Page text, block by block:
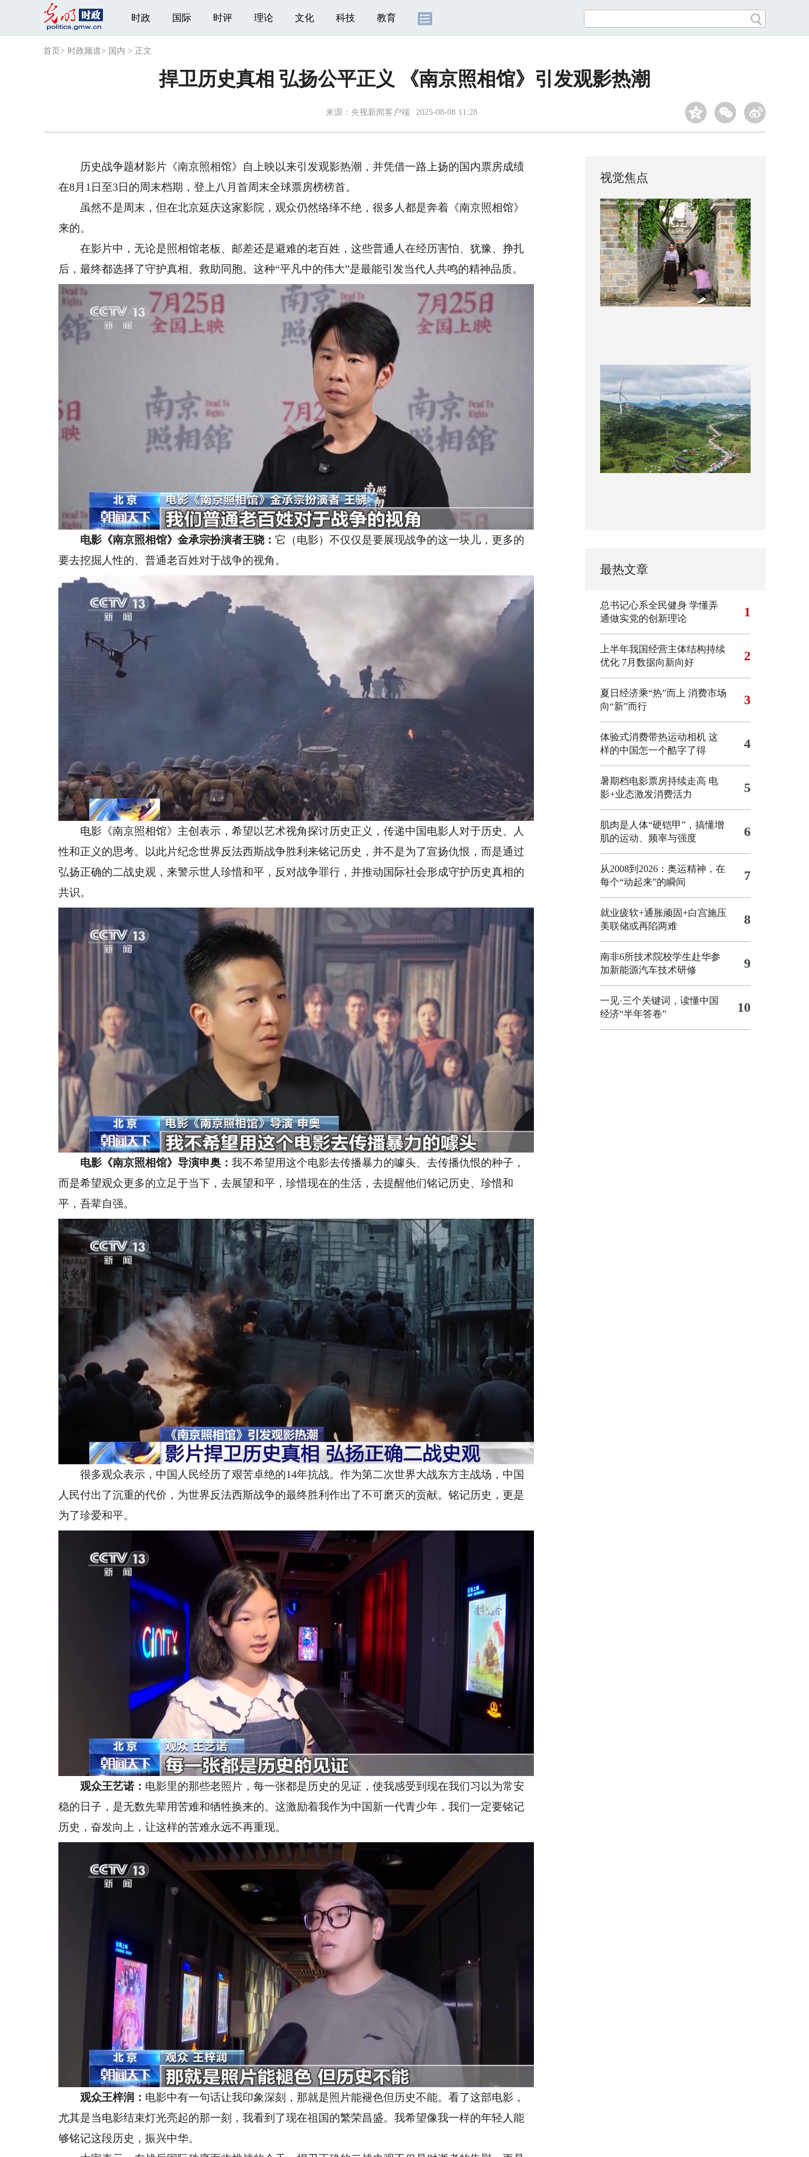
时政 国际 时评 理论 文化 科技 教育
首页 > 时政频道> 国内 > 正文
捍卫历史真相 弘扬公平正义 《南京照相馆》引发观影热潮
来源： 央视新闻客户端 2025-08-08 11:28
历史战争题材影片《南京照相馆》自上映以来引发观影热潮，并凭借一路上扬的国内票房成绩
在8月1日至3日的周末档期，登上八月首周末全球票房榜榜首。
虽然不是周末，但在北京延庆这家影院，观众仍然络绎不绝，很多人都是奔着《南京照相馆》
来的。
在影片中，无论是照相馆老板、邮差还是避难的老百姓，这些普通人在经历害怕、犹豫、挣扎
后，最终都选择了守护真相、救助同胞。这种“平凡中的伟大”是最能引发当代人共鸣的精神品质。
电影《南京照相馆》金承宗扮演者王骁：它（电影）不仅仅是要展现战争的这一块儿，更多的
要去挖掘人性的、普通老百姓对于战争的视角。
电影《南京照相馆》主创表示，希望以艺术视角探讨历史正义，传递中国电影人对于历史、人
性和正义的思考。以此片纪念世界反法西斯战争胜利来铭记历史，并不是为了宣扬仇恨，而是通过
弘扬正确的二战史观，来警示世人珍惜和平，反对战争罪行，并推动国际社会形成守护历史真相的
共识。
电影《南京照相馆》导演申奥：我不希望用这个电影去传播暴力的噱头、去传播仇恨的种子，
而是希望观众更多的立足于当下，去展望和平，珍惜现在的生活，去提醒他们铭记历史、珍惜和
平，吾辈自强。
很多观众表示，中国人民经历了艰苦卓绝的14年抗战。作为第二次世界大战东方主战场，中国
人民付出了沉重的代价，为世界反法西斯战争的最终胜利作出了不可磨灭的贡献。铭记历史，更是
为了珍爱和平。
观众王艺诺： 电影里的那些老照片，每一张都是历史的见证，使我感受到现在我们习以为常安
稳的日子，是无数先辈用苦难和牺牲换来的。这激励着我作为中国新一代青少年，我们一定要铭记
历史，奋发向上，让这样的苦难永远不再重现。
观众王梓润： 电影中有一句话让我印象深刻，那就是照片能褪色但历史不能。看了这部电影，
尤其是当电影结束灯光亮起的那一刻，我看到了现在祖国的繁荣昌盛。我希望像我一样的年轻人能
够铭记这段历史，振兴中华。
视觉焦点
最热文章
总书记心系全民健身 学懂弄
通做实党的创新理论
1
上半年我国经营主体结构持续
优化 7月数据向新向好 2
夏日经济乘“热”而上 消费市场
向“新”而行
3
体验式消费带热运动相机 这
样的中国怎一个酷字了得
4
暑期档电影票房持续走高 电
影+业态激发消费活力
5
肌肉是人体“硬铠甲”，搞懂增
肌的运动、频率与强度
6
从2008到2026：奥运精神，在
每个“动起来”的瞬间
7
就业疲软+通胀顽固+白宫施压
美联储或再陷两难
8
南非6所技术院校学生赴华参
加新能源汽车技术研修
9
一见·三个关键词，读懂中国
经济“半年答卷”
10